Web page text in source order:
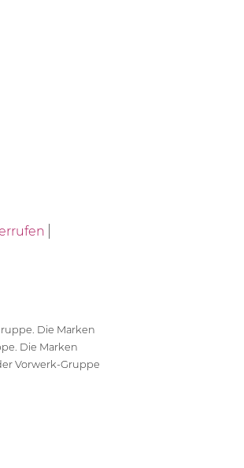
Die Marken
Die Marken
Vorwerk-Gruppe